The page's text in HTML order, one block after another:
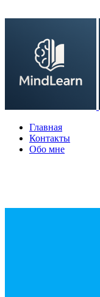
Главная
Контакты
Обо мне